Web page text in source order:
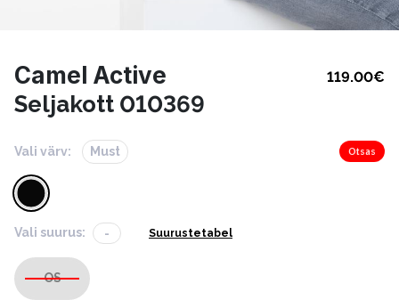
Camel Active 119.00€
Seljakott 010369
Vali värv: Must Otsas
Vali suurus: - Suurustetabel
OS